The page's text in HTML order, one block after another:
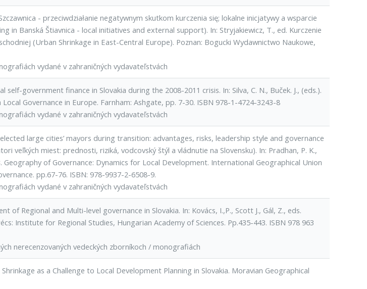
- przeciwdziałanie negatywnym skutkom kurczenia się; lokalne inicjatywy a wsparcie
in Banská Štiavnica - local initiatives and external support). In: Stryjakiewicz, T., ed. Kurczenie
(Urban Shrinkage in East-Central Europe). Poznan: Bogucki Wydawnictwo Naukowe,
vydané v zahraničných vydavateľstvách
self-government finance in Slovakia during the 2008-2011 crisis. In: Silva, C. N., Buček. J., (eds.).
Governance in Europe. Farnham: Ashgate, pp. 7-30. ISBN 978-1-4724-3243-8
vydané v zahraničných vydavateľstvách
large cities’ mayors during transition: advantages, risks, leadership style and governance
veľkých miest: prednosti, riziká, vodcovský štýl a vládnutie na Slovensku). In: Pradhan, P. K.,
Geography of Governance: Dynamics for Local Development. International Geographical Union
pp.67-76. ISBN: 978-9937-2-6508-9.
vydané v zahraničných vydavateľstvách
of Regional and Multi-level governance in Slovakia. In: Kovács, I.,P., Scott J., Gál, Z., eds.
Institute for Regional Studies, Hungarian Academy of Sciences. Pp.435-443. ISBN 978 963
nerecenzovaných vedeckých zborníkoch / monografiách
Shrinkage as a Challenge to Local Development Planning in Slovakia. Moravian Geographical